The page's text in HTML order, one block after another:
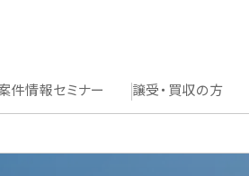
件情報セミナー 譲受・買収の方